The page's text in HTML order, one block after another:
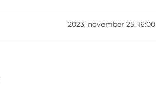
2023. november 25. 16:00